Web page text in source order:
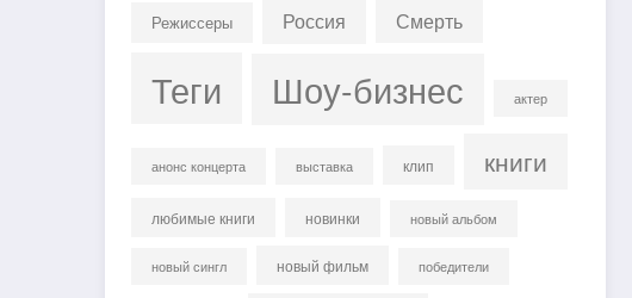
Режиссеры Россия Смерть
Теги Шоу-бизнес актер
анонс концерта выставка клип книги
любимые книги новинки новый альбом
новый сингл новый фильм победители